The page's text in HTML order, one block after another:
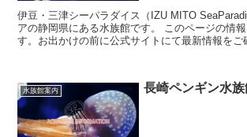
伊豆・三津シーパラダイス（IZU MITO
アの静岡県にある水族館です。 このページの情
す。お出かけの前に公式サイトにて最新情報をご
水族館案内 長崎ペンギン水族